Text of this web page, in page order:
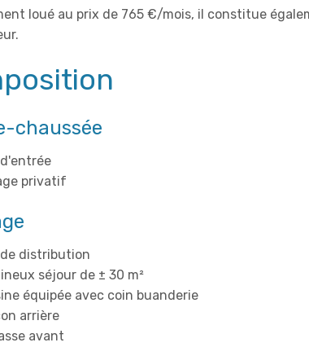
loué au prix de 765 €/mois, il constitue
chaussée
privatif
distribution
séjour de ± 30 m²
équipée avec coin buanderie
arrière
avant